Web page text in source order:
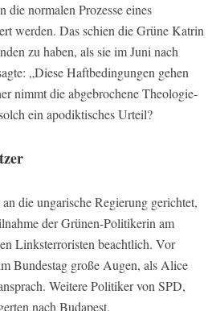
normalen Prozesse eines
werden. Das schien die Grüne Katrin
zu haben, als sie im Juni nach
„Diese Haftbedingungen gehen
nimmt die abgebrochene Theologie-
ein apodiktisches Urteil?
die ungarische Regierung gerichtet,
der Grünen-Politikerin am
Linksterroristen beachtlich. Vor
Bundestag große Augen, als Alice
Weitere Politiker von SPD,
nach Budapest.